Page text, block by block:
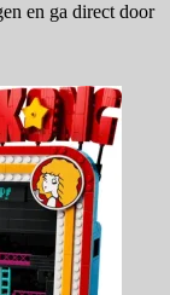
en ga direct door